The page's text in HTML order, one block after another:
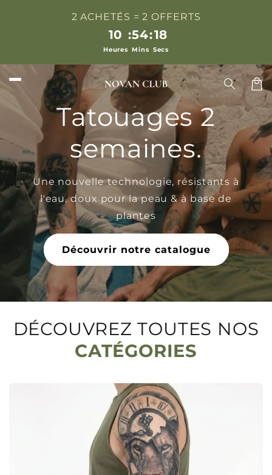
2 ACHETÉS = 2 OFFERTS
10
Heures
:54
Mins
:17
Secs
Tatouages 2
semaines.
Une nouvelle technologie, résistants à
l'eau, doux pour la peau & à base de
plantes
Découvrir notre catalogue
DÉCOUVREZ TOUTES NOS
CATÉGORIES